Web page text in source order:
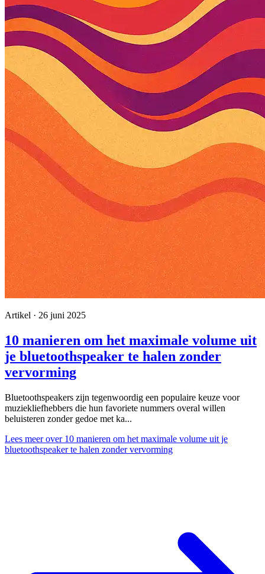
Artikel · 26 juni 2025
10 manieren om het maximale volume uit
je bluetoothspeaker te halen zonder
vervorming
Bluetoothspeakers zijn tegenwoordig een populaire keuze voor
muziekliefhebbers die hun favoriete nummers overal willen
beluisteren zonder gedoe met ka...
Lees meerover 10 manieren om het maximale volume uit je
bluetoothspeaker te halen zonder vervorming